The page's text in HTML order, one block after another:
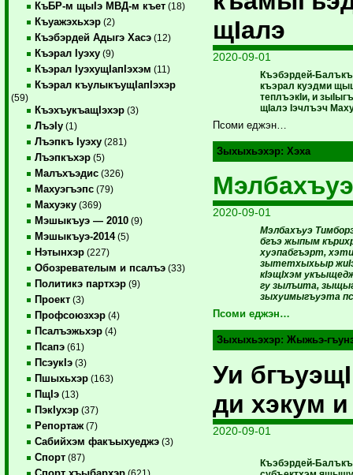
КъБР-м щыIэ МВД-м къет (18)
Къуажэхьхэр (2)
Къэбэрдей Адыгэ Хасэ (12)
Къэрал Iуэху (9)
Къэрал IуэхущIапIэхэм (11)
Къэрал къулыкъущIапIэхэр
(59)
КъэхъукъащIэхэр (3)
ЛъэIу (1)
Лъэпкъ Iуэху (281)
Лъэпкъхэр (5)
Малъхъэдис (326)
Махуэгъэпс (79)
Махуэку (369)
Мэшыкъуэ — 2010 (9)
Мэшыкъуэ-2014(5)
Нэтынхэр (227)
Обозревателым и псалъэ (33)
Политикэ партхэр (9)
Проект (3)
Профсоюзхэр (4)
Псалъэжьхэр (4)
Псапэ (61)
ПсэукIэ (3)
Пшыхьхэр (163)
ПщIэ (13)
ПэкIухэр (37)
Репортаж (7)
Сабийхэм факъыхуеджэ (3)
Спорт (87)
(621)
щIалэ
2020-09-01
Къэбэрдей-
къэрал куэдми
теплъэкIи, и
щIалэ Iэчлъэч
Псоми еджэн…
Зыхыхьэхэр: Хэха
2020-09-01
Мэлбахъуэ
бгъэ жыпым
хуэпабгъэрт,
зытетхыхьыр
кIэщIхэм
гу зылъита,
зыхуимыгъуэта
Псоми еджэн…
Зыхыхьэхэр: Жыжьэ-
Уи
ди хэкум и
2020-09-01
Къэбэрдей-